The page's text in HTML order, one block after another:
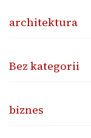
architektura
Bez kategorii
biznes